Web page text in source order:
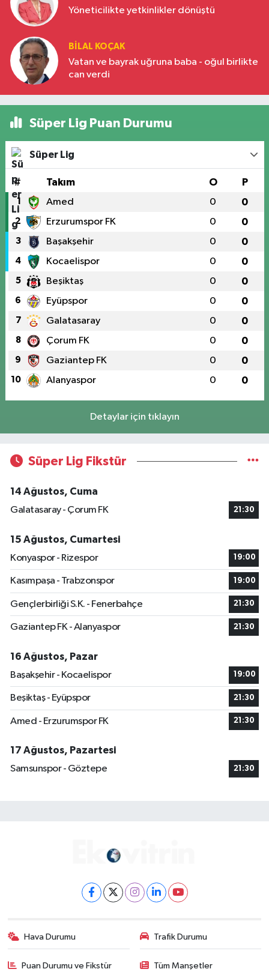
Yöneticilikte yetkinlikler dönüştü
BILAL KOÇAK
Vatan ve bayrak uğruna baba - oğul birlikte
can verdi
Süper Lig Puan Durumu
Süper Lig
# Takım O P
1 Amed 0 0
2 Erzurumspor FK 0 0
3 Başakşehir 0 0
4 Kocaelispor 0 0
5 Beşiktaş 0 0
6 Eyüpspor 0 0
7 Galatasaray 0 0
8 Çorum FK 0 0
9 Gaziantep FK 0 0
10 Alanyaspor 0 0
Detaylar için tıklayın
Süper Lig Fikstür
14 Ağustos, Cuma
Galatasaray - Çorum FK
21:30
15 Ağustos, Cumartesi
Konyaspor - Rizespor
19:00
Kasımpaşa - Trabzonspor 19:00
Gençlerbirliği S.K. - Fenerbahçe 21:30
Gaziantep FK - Alanyaspor 21:30
16 Ağustos, Pazar
Başakşehir - Kocaelispor
19:00
Beşiktaş - Eyüpspor 21:30
Amed - Erzurumspor FK 21:30
17 Ağustos, Pazartesi
Samsunspor - Göztepe
21:30
Hava Durumu Trafik Durumu
Puan Durumu ve Fikstür Tüm Manşetler